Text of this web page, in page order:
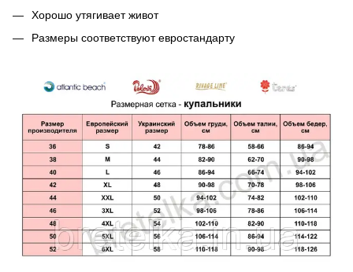
Хорошо утягивает живот
Размеры соответствуют евростандарту